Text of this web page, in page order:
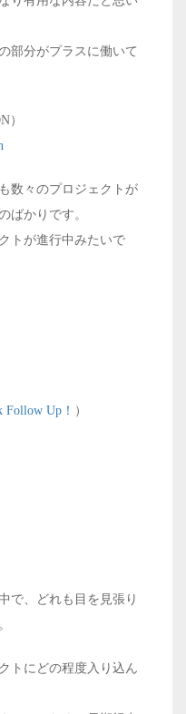
部分がプラスに働いて
）
数々のプロジェクトが
ばかりです。
トが進行中みたいで
Follow Up！ ）
で、どれも目を見張り
トにどの程度入り込ん